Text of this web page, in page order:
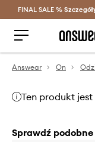
FINAL SALE %
Answear On
Ten produkt
Sprawdź